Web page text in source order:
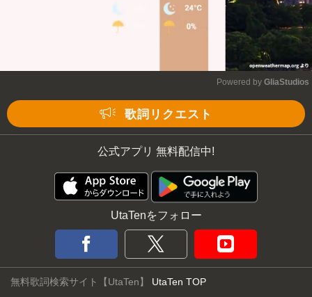
Powered by GliaStudios
歌詞リクエスト
公式アプリ 無料配信中!
UtaTenをフォロー
無料歌詞検索サイト【UtaTen】 UtaTen TOP